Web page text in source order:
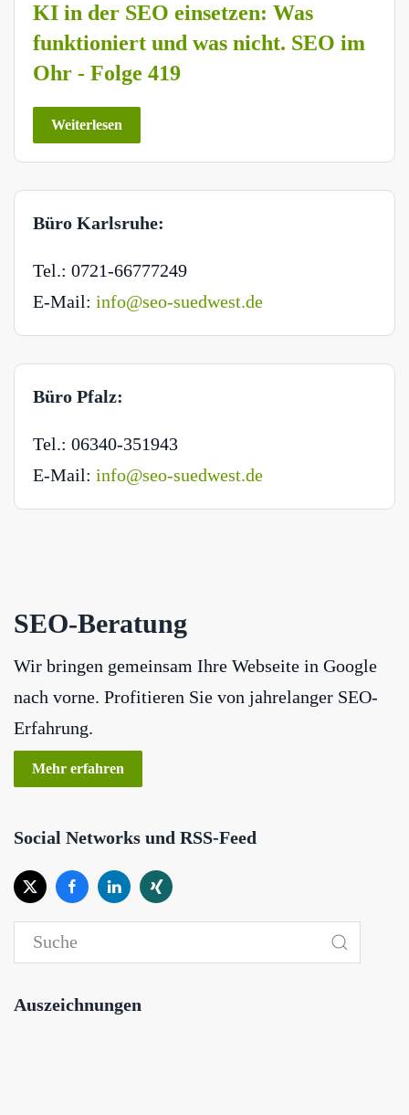
KI in der SEO einsetzen: Was
funktioniert und was nicht. SEO im
Ohr - Folge 419
Weiterlesen
Büro Karlsruhe:
Tel.: 0721-66777249
E-Mail: info@seo-suedwest.de
Büro Pfalz:
Tel.: 06340-351943
E-Mail: info@seo-suedwest.de
SEO-Beratung
Wir bringen gemeinsam Ihre Webseite in Google
nach vorne. Profitieren Sie von jahrelanger SEO-
Erfahrung.
Mehr erfahren
Social Networks und RSS-Feed
Auszeichnungen